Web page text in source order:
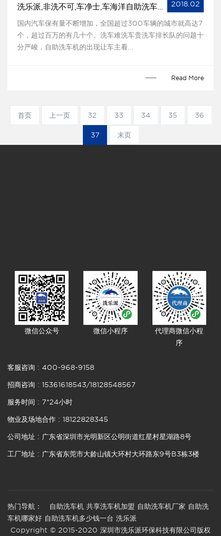
洗乐派,非洗不可,车净士,车海洋自助洗车机哪个质量最好？
国内汽车保有量不断增加，全国超过300车辆的城市就高达7
个，超过百万的有几十个。洗车难洗车贵洗车排长队的问题十
分严峻，自助洗车机的出现让车主看...
2018.02
Read More
首页 上一页 32 33 34 35 36
37 末页
微信公众号 微信小程序
代理商微信小程
序
客服咨询 : 400-968-9158
招商咨询 : 15361618543/18128548567
服务时间 : 7*24小时
物业及场地合作 : 18122828345
公司地址 : 广东省深圳市光明新区公明街道红星村星湖路8号
工厂地址 : 广东省东莞市大龄山镇大环村大环路东9号B3栋3楼
热门导航： 自助洗车机 共享洗车机加盟 自助洗车机厂家 自助洗
车机哪家好 自助洗车机多少钱一台 洗乐派
Copyright © 2015-2020 深圳市洗乐派环保科技有限公司版权